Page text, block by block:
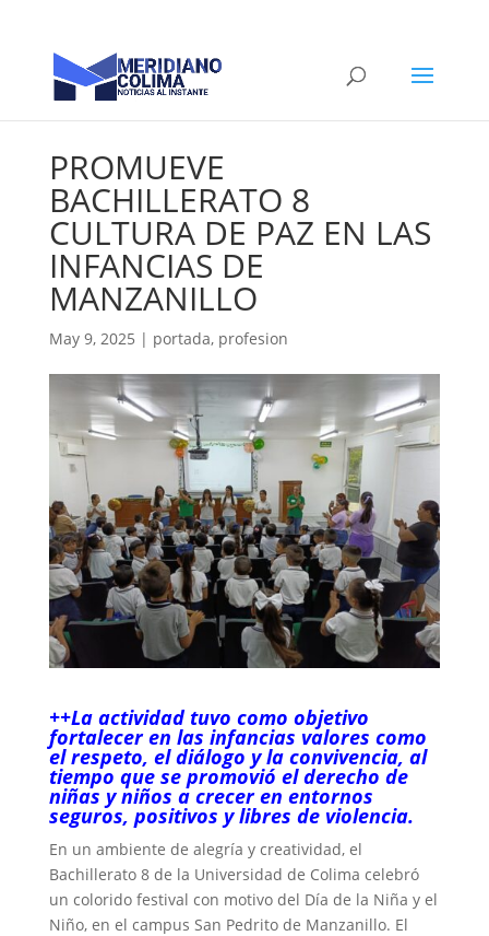
PROMUEVE
BACHILLERATO 8
CULTURA DE PAZ EN LAS
INFANCIAS DE
MANZANILLO
May 9, 2025 | portada, profesion
++La actividad tuvo como objetivo
fortalecer en las infancias valores como
el respeto, el diálogo y la convivencia, al
tiempo que se promovió el derecho de
niñas y niños a crecer en entornos
seguros, positivos y libres de violencia.
En un ambiente de alegría y creatividad, el
Bachillerato 8 de la Universidad de Colima celebró
un colorido festival con motivo del Día de la Niña y el
Niño, en el campus San Pedrito de Manzanillo. El